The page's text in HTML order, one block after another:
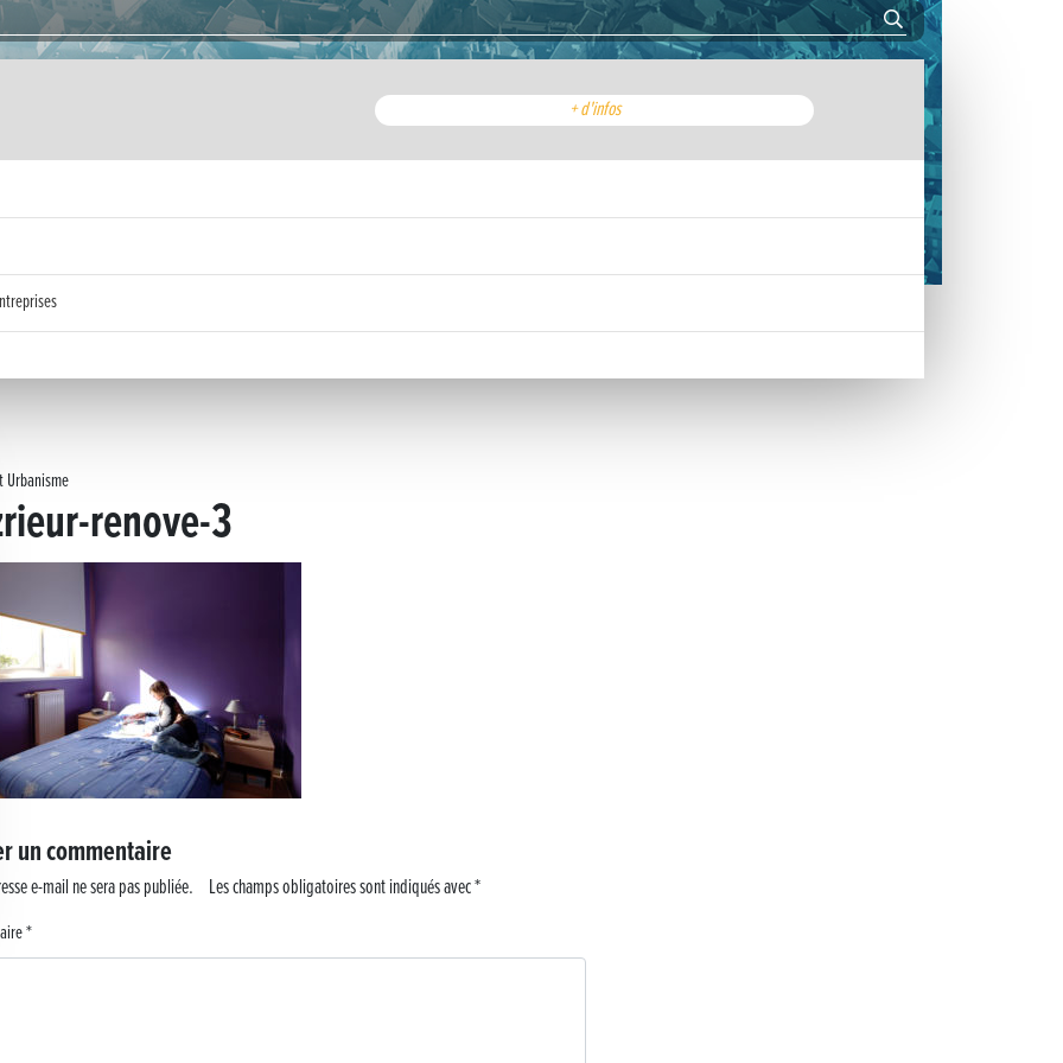
+ d'infos
Urbanisme
renove-3
un commentaire
e-mail ne sera pas publiée. Les champs obligatoires sont indiqués avec*
*